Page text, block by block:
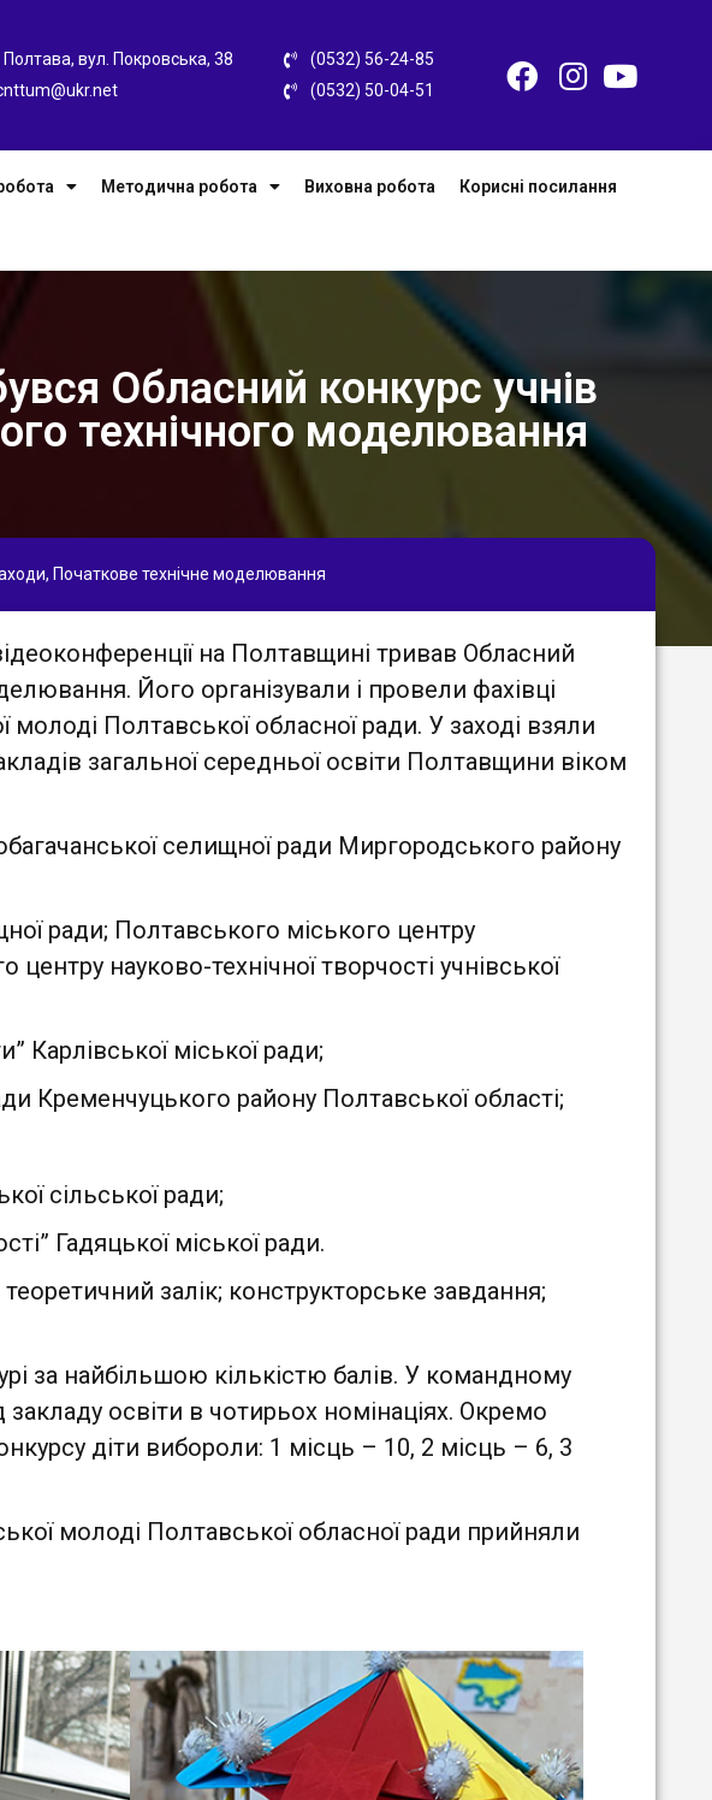
вул. Покровська, 38
(0532) 56-24-85
(0532) 50-04-51
Методична робота Виховна робота Корисні посилання
Обласний конкурс учнів
технічного моделювання
, Початкове технічне моделювання
на Полтавщині тривав Обласний
Його організували і провели фахівці
молоді Полтавської обласної ради. У заході взяли
загальної середньої освіти Полтавщини віком
селищної ради Миргородського району
ради; Полтавського міського центру
науково-технічної творчості учнівської
Карлівської міської ради;
Кременчуцького району Полтавської області;
сільської ради;
Гадяцької міської ради.
залік; конструкторське завдання;
за найбільшою кількістю балів. У командному
освіти в чотирьох номінаціях. Окремо
діти вибороли: 1 місць – 10, 2 місць – 6, 3
молоді Полтавської обласної ради прийняли